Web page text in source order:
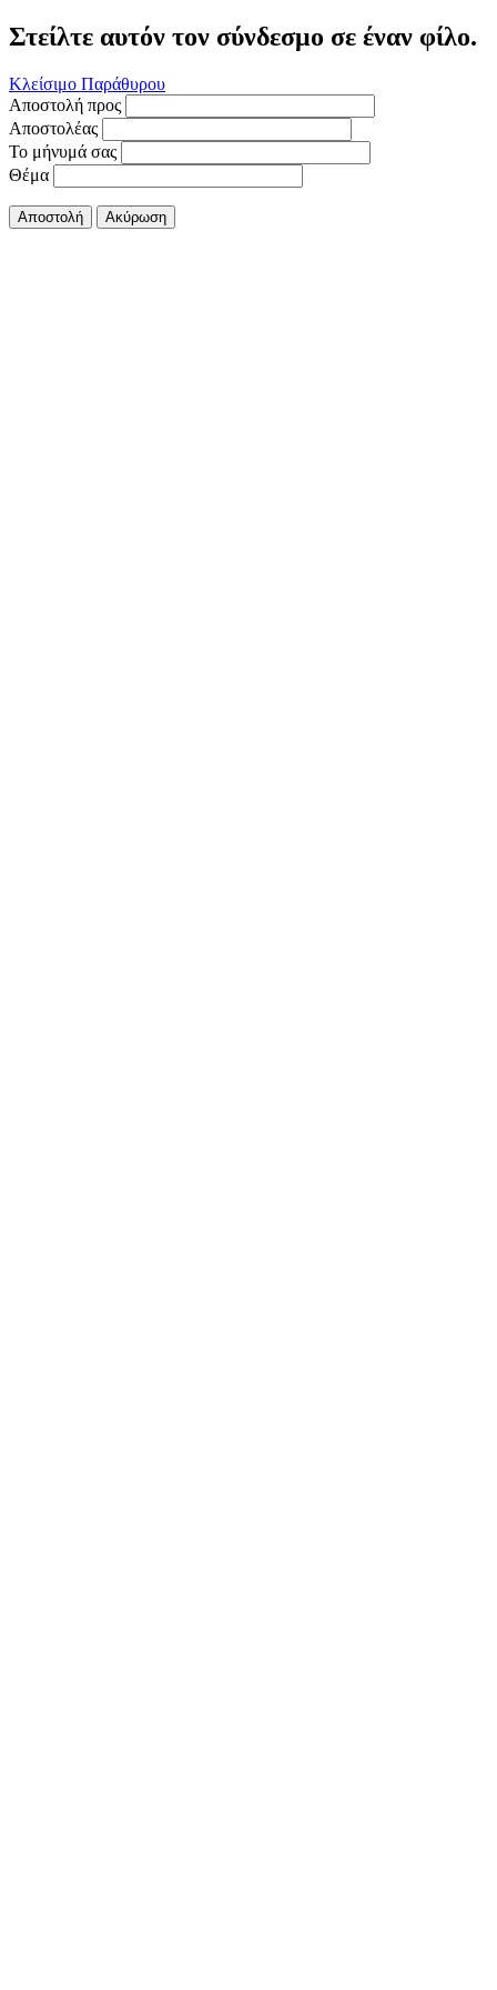
Στείλτε αυτόν τον σύνδεσμο σε έναν φίλο.
Κλείσιμο Παράθυρου
Αποστολή προς
Αποστολέας
Το μήνυμά σας
Θέμα
Αποστολή Ακύρωση